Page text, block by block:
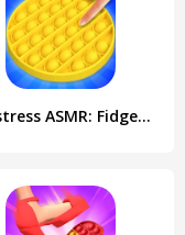
Antistress ASMR: Fidget Toys